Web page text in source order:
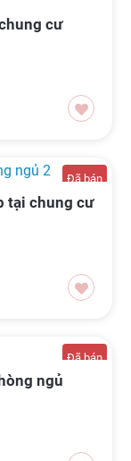
cư
Đã bán
tại chung cư
Đã bán
ngủ